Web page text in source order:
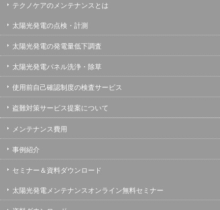
テクノケアのメンテナンスとは
太陽光発電の点検・計測
太陽光発電の発電量低下調査
太陽光発電パネル洗浄・除草
使用前自己確認制度の検査サービス
盗難対策サービス提案について
メンテナンス費用
事例紹介
セミナー＆資料ダウンロード
太陽光発電メンテナンスオンライン無料セミナー